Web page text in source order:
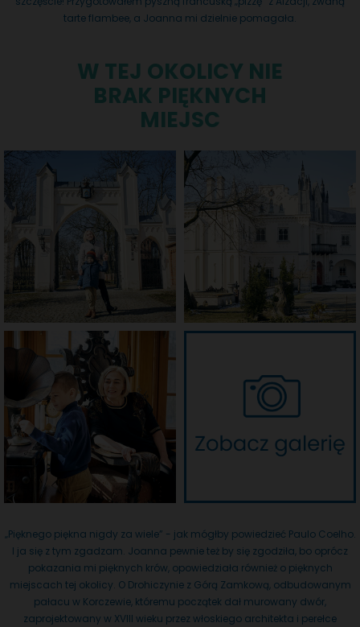
tarte flambee, a Joanna mi dzielnie pomagała.
W TEJ OKOLICY NIE
BRAK PIĘKNYCH
MIEJSC
„Pięknego piękna nigdy za wiele” - jak mógłby powiedzieć Paulo Coelho.
I ja się z tym zgadzam. Joanna pewnie też by się zgodziła, bo oprócz
pokazania mi pięknych krów, opowiedziała również o pięknych
miejscach tej okolicy. O Drohiczynie z Górą Zamkową, odbudowanym
pałacu w Korczewie, któremu początek dał murowany dwór,
zaprojektowany w XVIII wieku przez włoskiego architekta i perełce